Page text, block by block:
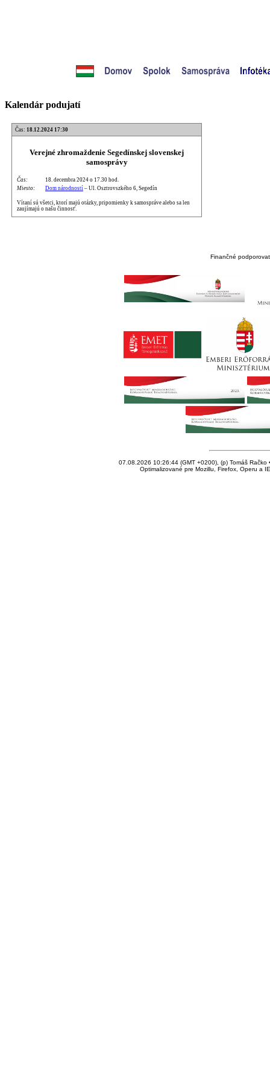
Kalendár podujatí
Čas: 18.12.2024 17:30
Verejné zhromaždenie Segedínskej slovenskej
samosprávy
Čas:
18. decembra 2024 o 17.30 hod.
Miesto:
Dom národností – Ul. Osztrovszkého 6, Segedín
Vítaní sú všetci, ktorí majú otázky, pripomienky k samospráve alebo sa len
zaujímajú o našu činnosť.
Finančné
07.08.2026 10:26:44 (GMT +0200), (p) Tomáš Račko
Optimalizované pre Mozillu, Firefox, Operu a